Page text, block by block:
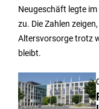
Neugeschäft legte
zu. Die Zahlen
Altersvorsorge trotz
bleibt.